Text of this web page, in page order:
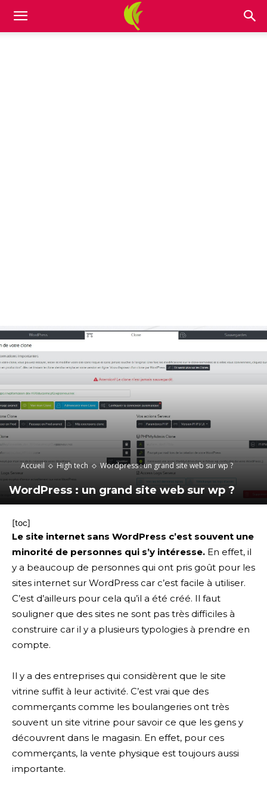
Accueil High tech Wordpress : un grand site web sur wp ?
WordPress : un grand site web sur wp ?
[toc]
Le site internet sans WordPress c’est souvent une
minorité de personnes qui s’y intéresse. En effet, il
y a beaucoup de personnes qui ont pris goût pour les
sites internet sur WordPress car c’est facile à utiliser.
C’est d’ailleurs pour cela qu’il a été créé. Il faut
souligner que des sites ne sont pas très difficiles à
construire car il y a plusieurs typologies à prendre en
compte.
Il y a des entreprises qui considèrent que le site
vitrine suffit à leur activité. C’est vrai que des
commerçants comme les boulangeries ont très
souvent un site vitrine pour savoir ce que les gens y
découvrent dans le magasin. En effet, pour ces
commerçants, la vente physique est toujours aussi
importante.